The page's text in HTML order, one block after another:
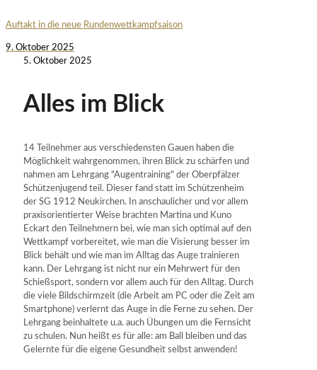
Auftakt in die neue Rundenwettkampfsaison
9. Oktober 2025
5. Oktober 2025
Alles im Blick
14 Teilnehmer aus verschiedensten Gauen haben die
Möglichkeit wahrgenommen, ihren Blick zu schärfen und
nahmen am Lehrgang "Augentraining" der Oberpfälzer
Schützenjugend teil. Dieser fand statt im Schützenheim
der SG 1912 Neukirchen. In anschaulicher und vor allem
praxisorientierter Weise brachten Martina und Kuno
Eckart den Teilnehmern bei, wie man sich optimal auf den
Wettkampf vorbereitet, wie man die Visierung besser im
Blick behält und wie man im Alltag das Auge trainieren
kann. Der Lehrgang ist nicht nur ein Mehrwert für den
Schießsport, sondern vor allem auch für den Alltag. Durch
die viele Bildschirmzeit (die Arbeit am PC oder die Zeit am
Smartphone) verlernt das Auge in die Ferne zu sehen. Der
Lehrgang beinhaltete u.a. auch Übungen um die Fernsicht
zu schulen. Nun heißt es für alle: am Ball bleiben und das
Gelernte für die eigene Gesundheit selbst anwenden!